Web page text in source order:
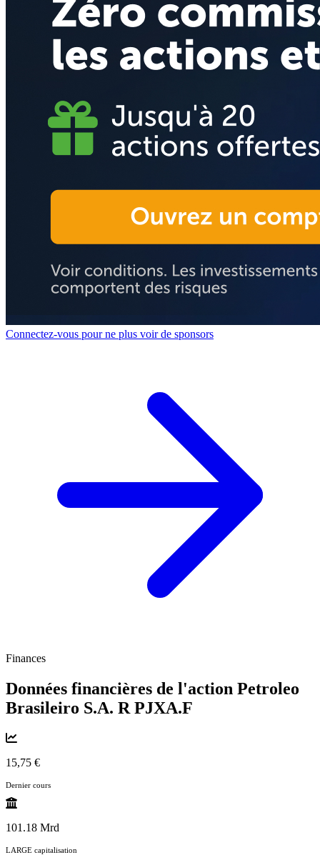
Connectez-vous pour ne plus voir de sponsors
Finances
Données financières de l'action Petroleo
Brasileiro S.A. R PJXA.F
15,75 €
Dernier cours
101.18 Mrd
LARGE capitalisation